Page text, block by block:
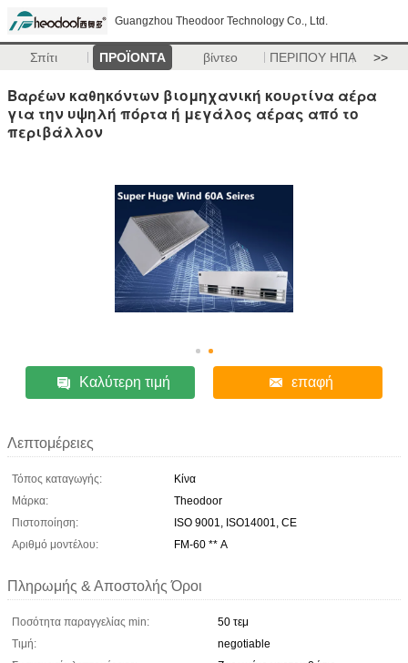
Guangzhou Theodoor Technology Co., Ltd.
Σπίτι ΠΡΟΪΟΝΤΑ βίντεο ΠΕΡΙΠΟΥ ΗΠΑ >>
Βαρέων καθηκόντων βιομηχανική κουρτίνα αέρα
για την υψηλή πόρτα ή μεγάλος αέρας από το
περιβάλλον
Καλύτερη τιμή επαφή
Λεπτομέρειες
Τόπος καταγωγής:
Κίνα
Μάρκα:
Theodoor
Πιστοποίηση:
ISO 9001, ISO14001, CE
Αριθμό μοντέλου:
FM-60 ** Α
Πληρωμής & Αποστολής Όροι
Ποσότητα παραγγελίας min:
50 τεμ
Τιμή:
negotiable